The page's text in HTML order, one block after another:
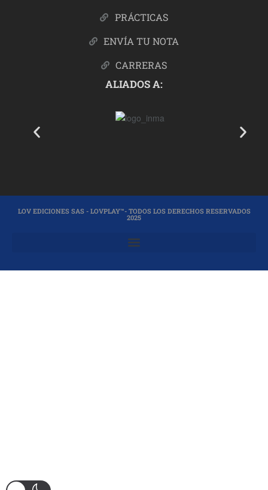
PRÁCTICAS
ENVÍA TU NOTA
CARRERAS
ALIADOS A:
LOV EDICIONES SAS - LOVPLAY™- TODOS LOS DERECHOS RESERVADOS
2025